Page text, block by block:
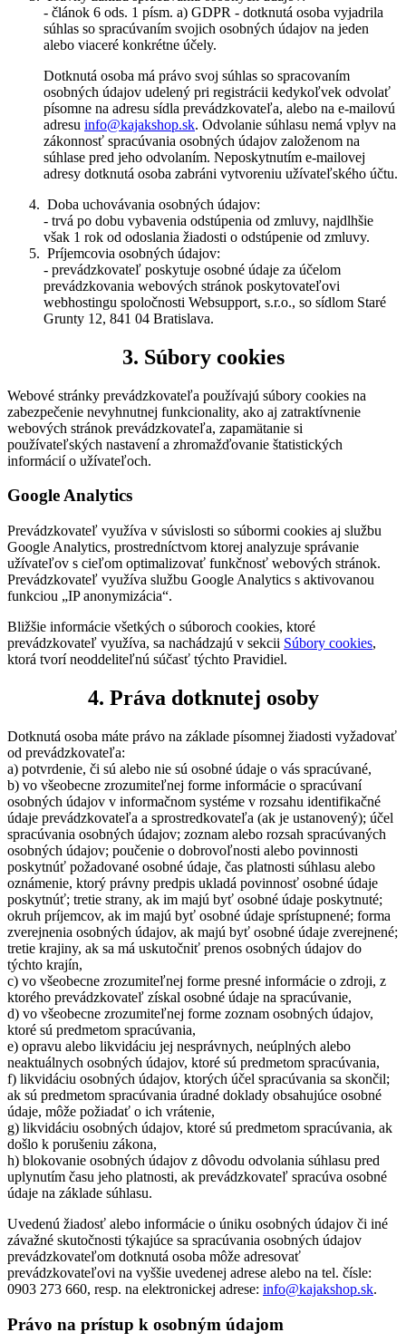
- článok 6 ods. 1 písm. a) GDPR - dotknutá osoba vyjadrila
súhlas so spracúvaním svojich osobných údajov na jeden
alebo viaceré konkrétne účely.
Dotknutá osoba má právo svoj súhlas so spracovaním
osobných údajov udelený pri registrácii kedykoľvek odvolať
písomne na adresu sídla prevádzkovateľa, alebo na e-mailovú
adresu info@kajakshop.sk. Odvolanie súhlasu nemá vplyv na
zákonnosť spracúvania osobných údajov založenom na
súhlase pred jeho odvolaním. Neposkytnutím e-mailovej
adresy dotknutá osoba zabráni vytvoreniu užívateľského účtu.
Doba uchovávania osobných údajov:
- trvá po dobu vybavenia odstúpenia od zmluvy, najdlhšie
však 1 rok od odoslania žiadosti o odstúpenie od zmluvy.
Príjemcovia osobných údajov:
- prevádzkovateľ poskytuje osobné údaje za účelom
prevádzkovania webových stránok poskytovateľovi
webhostingu spoločnosti Websupport, s.r.o., so sídlom Staré
Grunty 12, 841 04 Bratislava.
3. Súbory cookies
Webové stránky prevádzkovateľa používajú súbory cookies na
zabezpečenie nevyhnutnej funkcionality, ako aj zatraktívnenie
webových stránok prevádzkovateľa, zapamätanie si
používateľských nastavení a zhromažďovanie štatistických
informácií o užívateľoch.
Google Analytics
Prevádzkovateľ využíva v súvislosti so súbormi cookies aj službu
Google Analytics, prostredníctvom ktorej analyzuje správanie
užívateľov s cieľom optimalizovať funkčnosť webových stránok.
Prevádzkovateľ využíva službu Google Analytics s aktivovanou
funkciou „IP anonymizácia“.
Bližšie informácie všetkých o súboroch cookies, ktoré
prevádzkovateľ využíva, sa nachádzajú v sekcii Súbory cookies,
ktorá tvorí neoddeliteľnú súčasť týchto Pravidiel.
4. Práva dotknutej osoby
Dotknutá osoba máte právo na základe písomnej žiadosti vyžadovať
od prevádzkovateľa:
a) potvrdenie, či sú alebo nie sú osobné údaje o vás spracúvané,
b) vo všeobecne zrozumiteľnej forme informácie o spracúvaní
osobných údajov v informačnom systéme v rozsahu identifikačné
údaje prevádzkovateľa a sprostredkovateľa (ak je ustanovený); účel
spracúvania osobných údajov; zoznam alebo rozsah spracúvaných
osobných údajov; poučenie o dobrovoľnosti alebo povinnosti
poskytnúť požadované osobné údaje, čas platnosti súhlasu alebo
oznámenie, ktorý právny predpis ukladá povinnosť osobné údaje
poskytnúť; tretie strany, ak im majú byť osobné údaje poskytnuté;
okruh príjemcov, ak im majú byť osobné údaje sprístupnené; forma
zverejnenia osobných údajov, ak majú byť osobné údaje zverejnené;
tretie krajiny, ak sa má uskutočniť prenos osobných údajov do
týchto krajín,
c) vo všeobecne zrozumiteľnej forme presné informácie o zdroji, z
ktorého prevádzkovateľ získal osobné údaje na spracúvanie,
d) vo všeobecne zrozumiteľnej forme zoznam osobných údajov,
ktoré sú predmetom spracúvania,
e) opravu alebo likvidáciu jej nesprávnych, neúplných alebo
neaktuálnych osobných údajov, ktoré sú predmetom spracúvania,
f) likvidáciu osobných údajov, ktorých účel spracúvania sa skončil;
ak sú predmetom spracúvania úradné doklady obsahujúce osobné
údaje, môže požiadať o ich vrátenie,
g) likvidáciu osobných údajov, ktoré sú predmetom spracúvania, ak
došlo k porušeniu zákona,
h) blokovanie osobných údajov z dôvodu odvolania súhlasu pred
uplynutím času jeho platnosti, ak prevádzkovateľ spracúva osobné
údaje na základe súhlasu.
Uvedenú žiadosť alebo informácie o úniku osobných údajov či iné
závažné skutočnosti týkajúce sa spracúvania osobných údajov
prevádzkovateľom dotknutá osoba môže adresovať
prevádzkovateľovi na vyššie uvedenej adrese alebo na tel. čísle:
0903 273 660, resp. na elektronickej adrese: info@kajakshop.sk.
Právo na prístup k osobným údajom